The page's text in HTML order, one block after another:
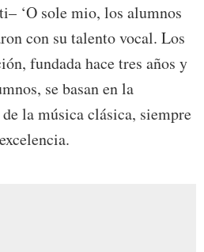
‘O sole mio, los alumnos
con su talento vocal. Los
fundada hace tres años y
se basan en la
la música clásica, siempre